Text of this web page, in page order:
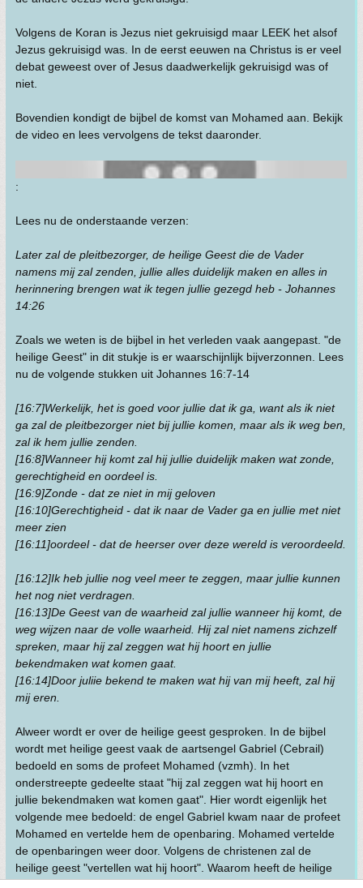
Volgens de Koran is Jezus niet gekruisigd maar LEEK het alsof
Jezus gekruisigd was. In de eerst eeuwen na Christus is er veel
debat geweest over of Jesus daadwerkelijk gekruisigd was of
niet.
Bovendien kondigt de bijbel de komst van Mohamed aan. Bekijk
de video en lees vervolgens de tekst daaronder.
:
Lees nu de onderstaande verzen:
Later zal de pleitbezorger, de heilige Geest die de Vader
namens mij zal zenden, jullie alles duidelijk maken en alles in
herinnering brengen wat ik tegen jullie gezegd heb - Johannes
14:26
Zoals we weten is de bijbel in het verleden vaak aangepast. "de
heilige Geest" in dit stukje is er waarschijnlijk bijverzonnen. Lees
nu de volgende stukken uit Johannes 16:7-14
[16:7]Werkelijk, het is goed voor jullie dat ik ga, want als ik niet
ga zal de pleitbezorger niet bij jullie komen, maar als ik weg ben,
zal ik hem jullie zenden.
[16:8]Wanneer hij komt zal hij jullie duidelijk maken wat zonde,
gerechtigheid en oordeel is.
[16:9]Zonde - dat ze niet in mij geloven
[16:10]Gerechtigheid - dat ik naar de Vader ga en jullie met niet
meer zien
[16:11]oordeel - dat de heerser over deze wereld is veroordeeld.
[16:12]Ik heb jullie nog veel meer te zeggen, maar jullie kunnen
het nog niet verdragen.
[16:13]De Geest van de waarheid zal jullie wanneer hij komt, de
weg wijzen naar de volle waarheid. Hij zal niet namens zichzelf
spreken, maar hij zal zeggen wat hij hoort en jullie
bekendmaken wat komen gaat.
[16:14]Door juliie bekend te maken wat hij van mij heeft, zal hij
mij eren.
Alweer wordt er over de heilige geest gesproken. In de bijbel
wordt met heilige geest vaak de aartsengel Gabriel (Cebrail)
bedoeld en soms de profeet Mohamed (vzmh). In het
onderstreepte gedeelte staat "hij zal zeggen wat hij hoort en
jullie bekendmaken wat komen gaat". Hier wordt eigenlijk het
volgende mee bedoeld: de engel Gabriel kwam naar de profeet
Mohamed en vertelde hem de openbaring. Mohamed vertelde
de openbaringen weer door. Volgens de christenen zal de
heilige geest "vertellen wat hij hoort". Waarom heeft de heilige